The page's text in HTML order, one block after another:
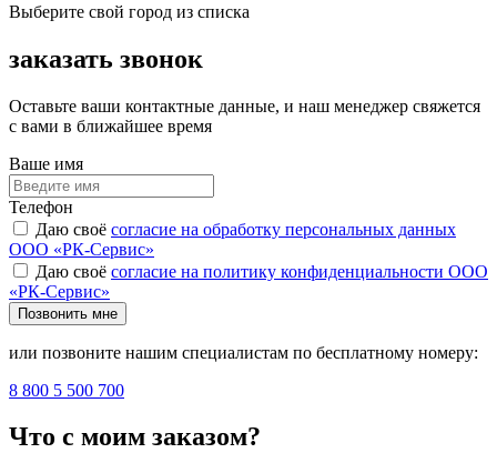
Выберите свой город из списка
заказать звонок
Оставьте ваши контактные данные, и наш менеджер свяжется
с вами в ближайшее время
Ваше имя
Телефон
Даю своё согласие на обработку персональных данных
ООО «РК-Сервис»
Даю своё согласие на политику конфиденциальности ООО
«РК-Сервис»
Позвонить мне
или позвоните нашим специалистам по бесплатному номеру:
8 800 5 500 700
Что с моим заказом?